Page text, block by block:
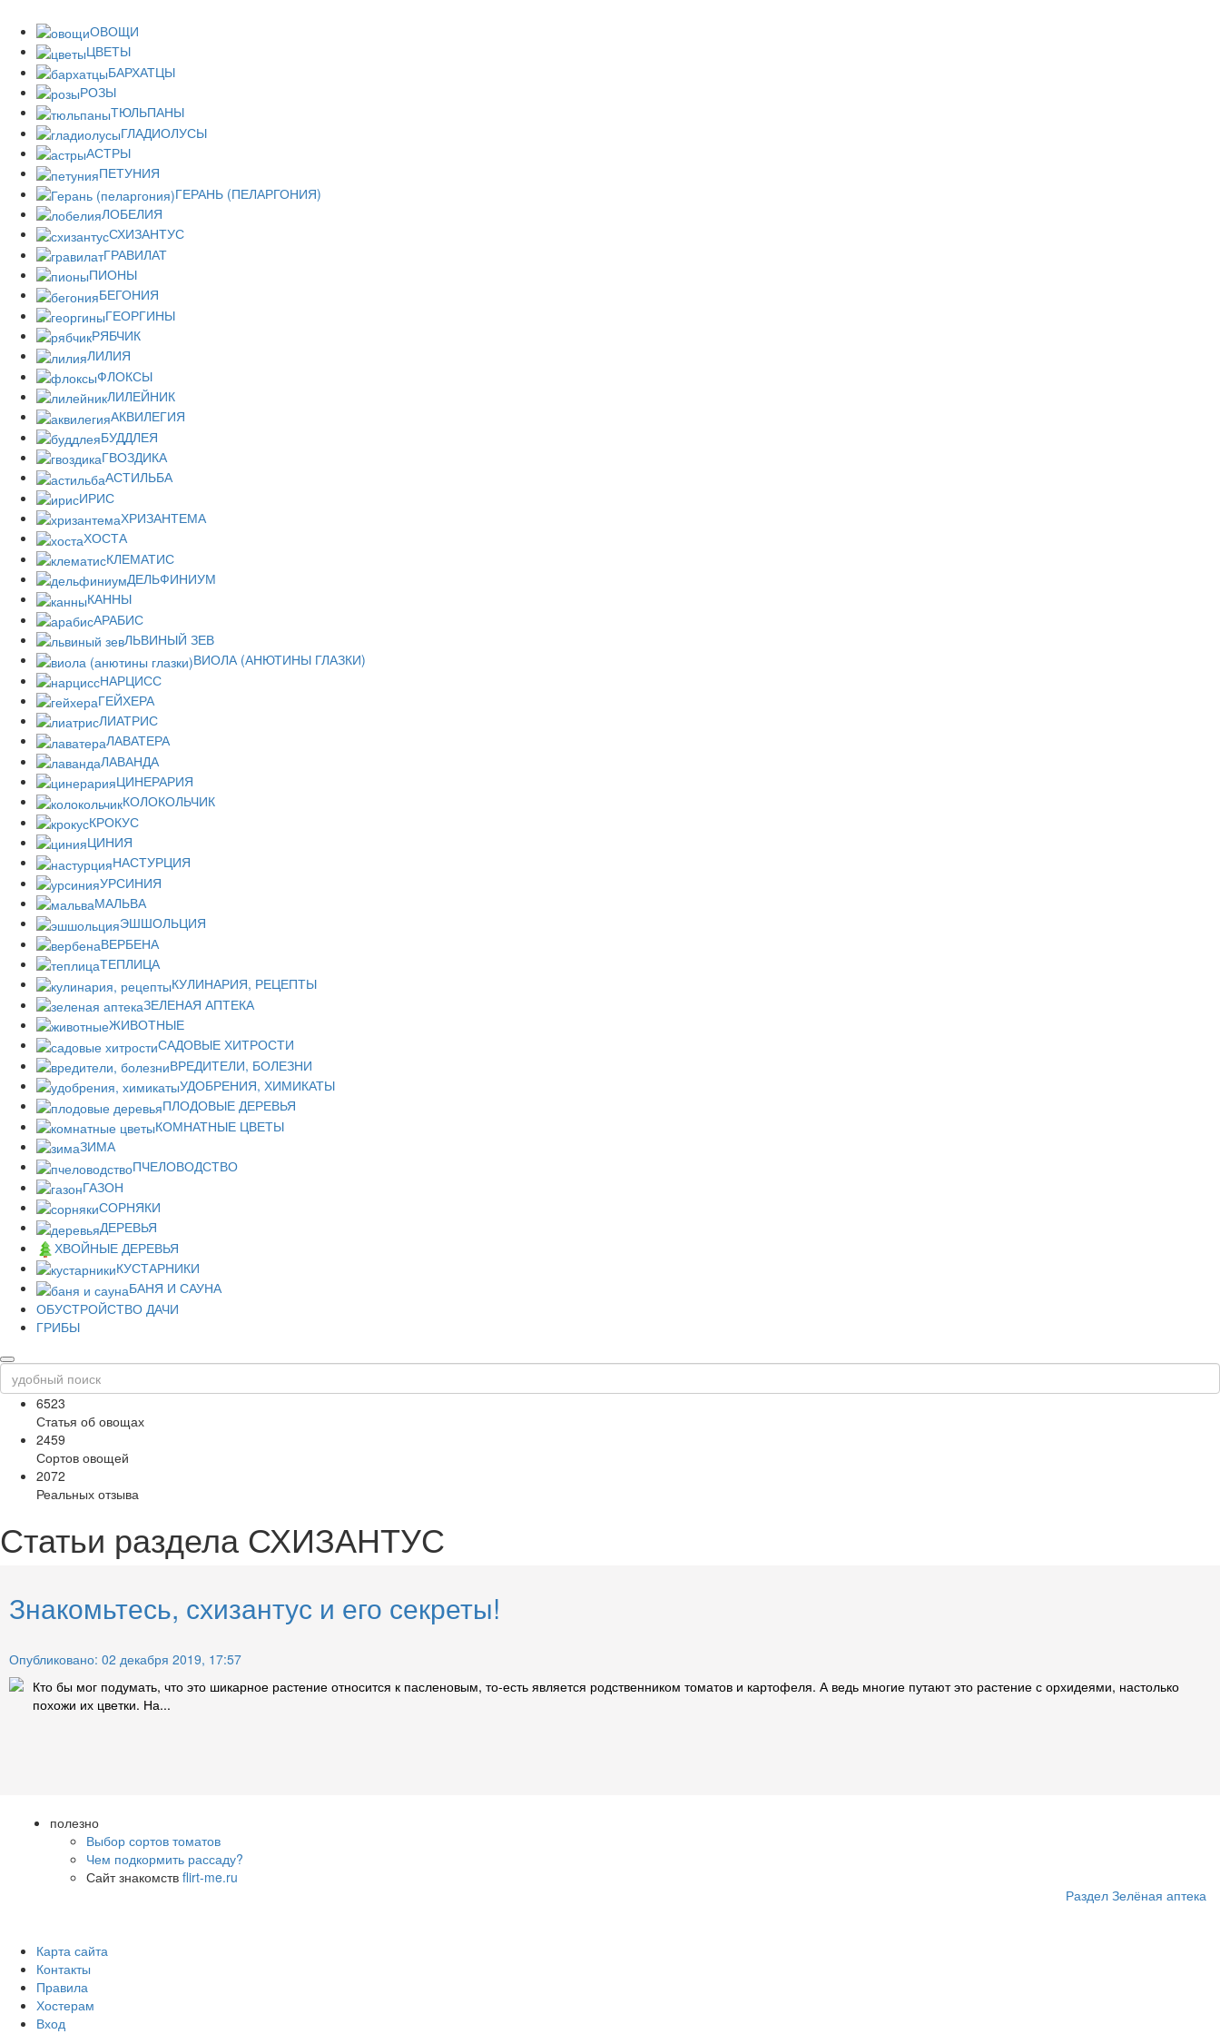
ОВОЩИ
ЦВЕТЫ
БАРХАТЦЫ
РОЗЫ
ТЮЛЬПАНЫ
ГЛАДИОЛУСЫ
АСТРЫ
ПЕТУНИЯ
ГЕРАНЬ (ПЕЛАРГОНИЯ)
ЛОБЕЛИЯ
СХИЗАНТУС
ГРАВИЛАТ
ПИОНЫ
БЕГОНИЯ
ГЕОРГИНЫ
РЯБЧИК
ЛИЛИЯ
ФЛОКСЫ
ЛИЛЕЙНИК
АКВИЛЕГИЯ
БУДДЛЕЯ
ГВОЗДИКА
АСТИЛЬБА
ИРИС
ХРИЗАНТЕМА
ХОСТА
КЛЕМАТИС
ДЕЛЬФИНИУМ
КАННЫ
АРАБИС
ЛЬВИНЫЙ ЗЕВ
ВИОЛА (АНЮТИНЫ ГЛАЗКИ)
НАРЦИСС
ГЕЙХЕРА
ЛИАТРИС
ЛАВАТЕРА
ЛАВАНДА
ЦИНЕРАРИЯ
КОЛОКОЛЬЧИК
КРОКУС
ЦИНИЯ
НАСТУРЦИЯ
УРСИНИЯ
МАЛЬВА
ЭШШОЛЬЦИЯ
ВЕРБЕНА
ТЕПЛИЦА
КУЛИНАРИЯ, РЕЦЕПТЫ
ЗЕЛЕНАЯ АПТЕКА
ЖИВОТНЫЕ
САДОВЫЕ ХИТРОСТИ
ВРЕДИТЕЛИ, БОЛЕЗНИ
УДОБРЕНИЯ, ХИМИКАТЫ
ПЛОДОВЫЕ ДЕРЕВЬЯ
КОМНАТНЫЕ ЦВЕТЫ
ЗИМА
ПЧЕЛОВОДСТВО
ГАЗОН
СОРНЯКИ
ДЕРЕВЬЯ
ХВОЙНЫЕ ДЕРЕВЬЯ
КУСТАРНИКИ
БАНЯ И САУНА
ОБУСТРОЙСТВО ДАЧИ
ГРИБЫ
6523
Статья об овощах
2459
Сортов овощей
2072
Реальных отзыва
Статьи раздела СХИЗАНТУС
Знакомьтесь, схизантус и его секреты!
Опубликовано: 02 декабря 2019, 17:57
Кто бы мог подумать, что это шикарное растение относится к пасленовым, то-есть является родственником томатов и картофеля. А ведь многие путают это растение с орхидеями, настолько
похожи их цветки. На...
полезно
Выбор сортов томатов
Чем подкормить рассаду?
Сайт знакомств flirt-me.ru
Раздел Зелёная аптека
Карта сайта
Контакты
Правила
Хостерам
Вход